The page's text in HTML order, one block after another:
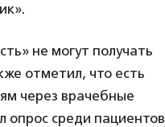
не могут получать
отметил, что есть
через врачебные
опрос среди пациентов